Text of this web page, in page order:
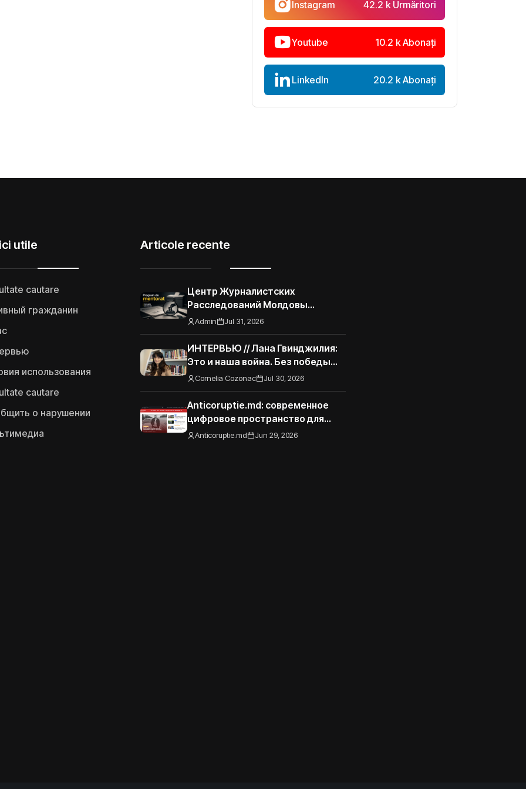
Instagram 42.2 k Urmăritori
Youtube 10.2 k Abonați
LinkedIn 20.2 k Abonați
utile
cautare
гражданин
использования
cautare
о нарушении
Articole recente
Центр Журналистских
Расследований Молдовы
запускает Программу
наставничества для
журналистов-расследователей
по тематике электоральной
Admin Jul 31, 2026
ИНТЕРВЬЮ // Лана Гвинджилия:
Это и наша война. Без победы
Украины Грузия не спасется
Cornelia Cozonac Jul 30, 2026
Anticoruptie.md: современное
цифровое пространство для
читателей портала
Anticoruptie.md Jun 29, 2026